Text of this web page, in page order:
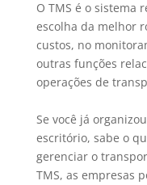
O TMS é o sistema
escolha da melhor
custos, no
outras funções
operações de
Se você já
escritório, sabe o
gerenciar o
TMS, as empresas